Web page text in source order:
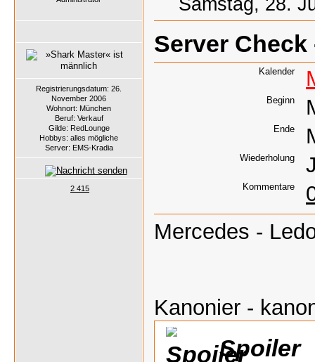
Registrierungsdatum: 26.
November 2006
Wohnort: München
Beruf: Verkauf
Gilde: RedLounge
Hobbys: alles mögliche
Server: EMS-Kradia
2 415
Samstag, 28.
Server Check
Kalender
Beginn
Ende
Wiederholung
Kommentare
Mercedes -
Kanonier -
Spoiler